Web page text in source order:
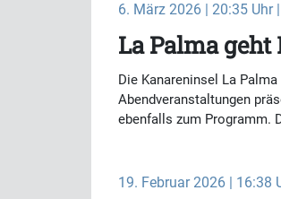
6. März 2026 | 20:35 Uhr
La Palma
Die Kanareninsel La
Abendveranstaltungen
ebenfalls zum Programm.
19. Februar 2026 | 16:38